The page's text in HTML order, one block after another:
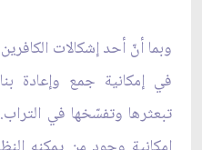
وبما أنّ أحد إشكالات
في إمكانية جمع وإعادة
تبعثرها وتفسّخها في